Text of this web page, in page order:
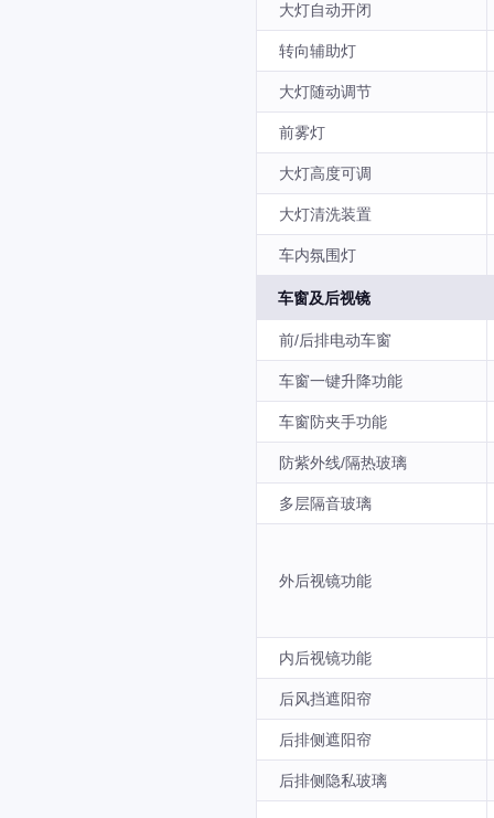
大灯自动开闭
转向辅助灯
大灯随动调节
前雾灯
大灯高度可调
大灯清洗装置
车内氛围灯
车窗及后视镜
前/后排电动车窗
车窗一键升降功能
车窗防夹手功能
防紫外线/隔热玻璃
多层隔音玻璃
外后视镜功能
内后视镜功能
后风挡遮阳帘
后排侧遮阳帘
后排侧隐私玻璃